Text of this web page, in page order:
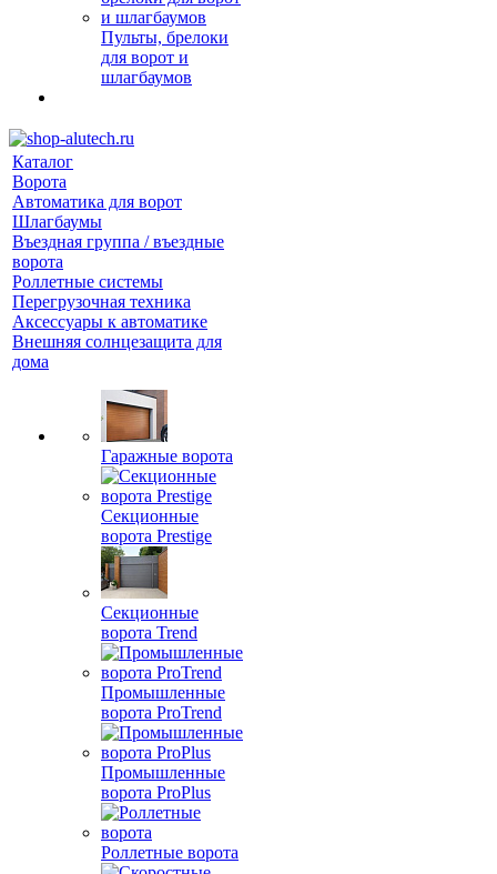
Пульты, брелоки
для ворот и
шлагбаумов
Каталог
Ворота
Автоматика для ворот
Шлагбаумы
Въездная группа / въездные
ворота
Роллетные системы
Перегрузочная техника
Аксессуары к автоматике
Внешняя солнцезащита для
дома
Гаражные ворота
Секционные
ворота Prestige
Секционные
ворота Trend
Промышленные
ворота ProTrend
Промышленные
ворота ProPlus
Роллетные ворота